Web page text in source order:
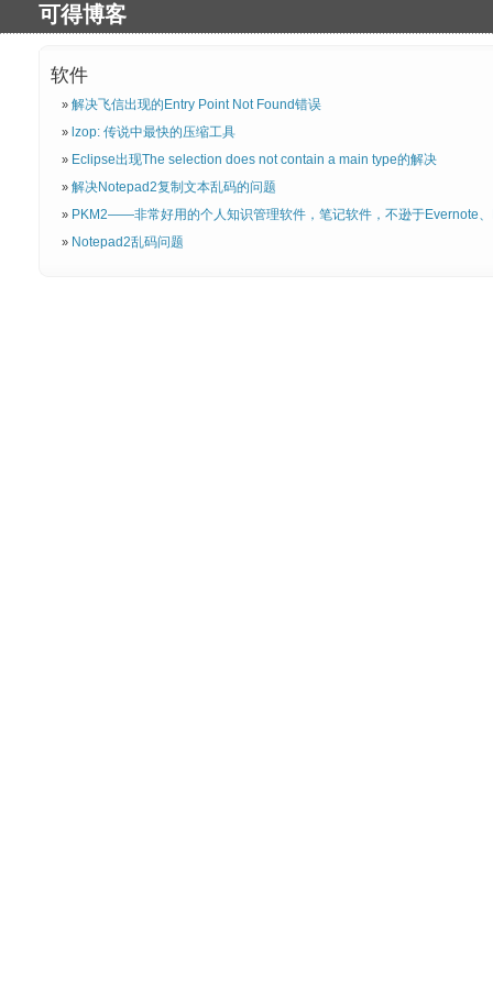
可得博客
软件
解决飞信出现的Entry Point Not Found错误
lzop: 传说中最快的压缩工具
Eclipse出现The selection does not contain a main type的解决
解决Notepad2复制文本乱码的问题
PKM2——非常好用的个人知识管理软件，笔记软件，不逊于Evernote
Notepad2乱码问题